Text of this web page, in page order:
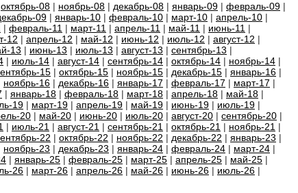
октябрь-08 | ноябрь-08 | декабрь-08 | январь-09 | февраль-09 |
09 | январь-10 | февраль-10 | март-10 | апрель-10 |
| февраль-11 | март-11 | апрель-11 | май-11 | июнь-11 |
12 | апрель-12 | май-12 | июнь-12 | июль-12 | август-12 |
13 | июнь-13 | июль-13 | август-13 | сентябрь-13 |
| июль-14 | август-14 | сентябрь-14 | октябрь-14 | ноябрь-14 |
15 | октябрь-15 | ноябрь-15 | декабрь-15 | январь-16 |
ноябрь-16 | декабрь-16 | январь-17 | февраль-17 | март-17 |
| январь-18 | февраль-18 | март-18 | апрель-18 | май-18 |
19 | март-19 | апрель-19 | май-19 | июнь-19 | июль-19 |
20 | май-20 | июнь-20 | июль-20 | август-20 | сентябрь-20 |
| июль-21 | август-21 | сентябрь-21 | октябрь-21 | ноябрь-21 |
22 | октябрь-22 | ноябрь-22 | декабрь-22 | январь-23 |
ноябрь-23 | декабрь-23 | январь-24 | февраль-24 | март-24 |
| январь-25 | февраль-25 | март-25 | апрель-25 | май-25 |
26 | март-26 | апрель-26 | май-26 | июнь-26 | июль-26 |